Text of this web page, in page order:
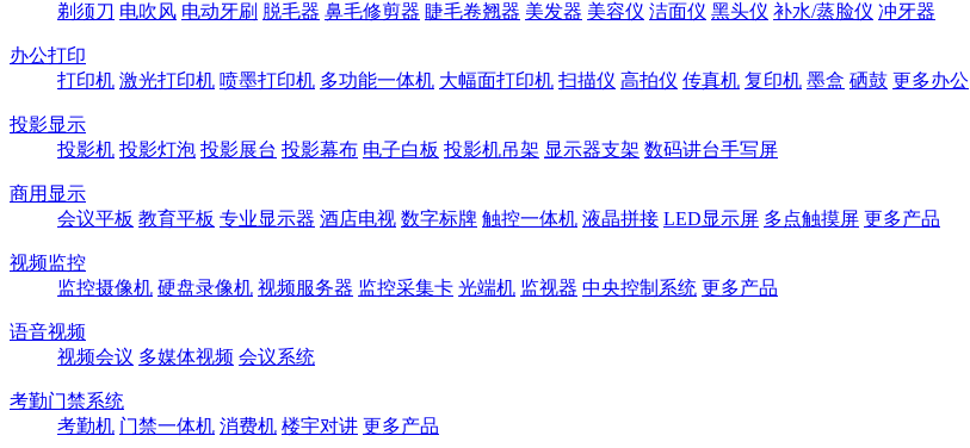
剃须刀 电吹风 电动牙刷 脱毛器 鼻毛修剪器 睫毛卷翘器 美发器 美容仪 洁面仪 黑头仪 补水/蒸脸仪 冲牙器
办公打印
打印机 激光打印机 喷墨打印机 多功能一体机 大幅面打印机 扫描仪 高拍仪 传真机 复印机 墨盒 硒鼓 更多办公
投影显示
投影机 投影灯泡 投影展台 投影幕布 电子白板 投影机吊架 显示器支架 数码讲台手写屏
商用显示
会议平板 教育平板 专业显示器 酒店电视 数字标牌 触控一体机 液晶拼接 LED显示屏 多点触摸屏 更多产品
视频监控
监控摄像机 硬盘录像机 视频服务器 监控采集卡 光端机 监视器 中央控制系统 更多产品
语音视频
视频会议 多媒体视频 会议系统
考勤门禁系统
考勤机 门禁一体机 消费机 楼宇对讲 更多产品